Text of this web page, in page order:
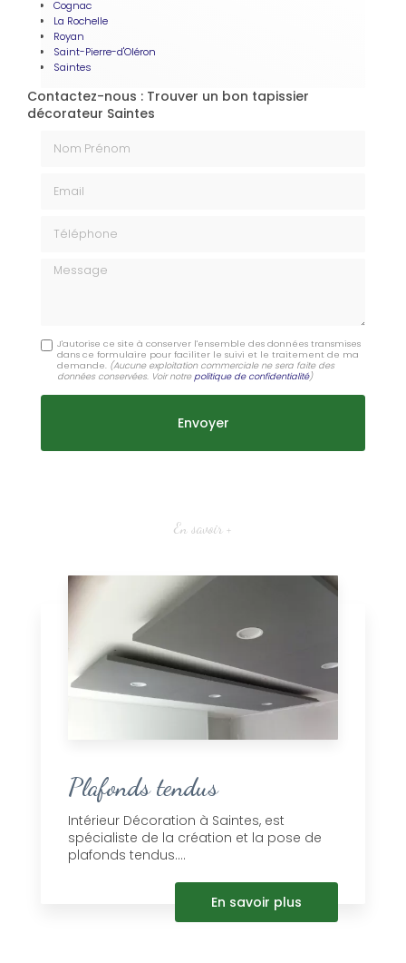
Cognac
La Rochelle
Royan
Saint-Pierre-d'Oléron
Saintes
Contactez-nous : Trouver un bon tapissier
décorateur Saintes
Message
J'autorise ce site à conserver l'ensemble des données transmises
dans ce formulaire pour faciliter le suivi et le traitement de ma
demande. (Aucune exploitation commerciale ne sera faite des
données conservées. Voir notrepolitique de confidentialité)
En savoir +
Plafonds tendus
Intérieur Décoration à Saintes, est
spécialiste de la création et la pose de
plafonds tendus....
En savoir plus